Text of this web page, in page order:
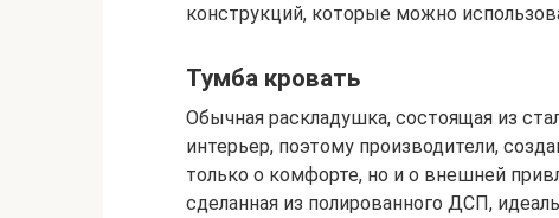
конструкций, которые можно
Тумба кровать
Обычная раскладушка, состоящая из
интерьер, поэтому производители,
только о комфорте, но и о внешней
сделанная из полированного ДСП,